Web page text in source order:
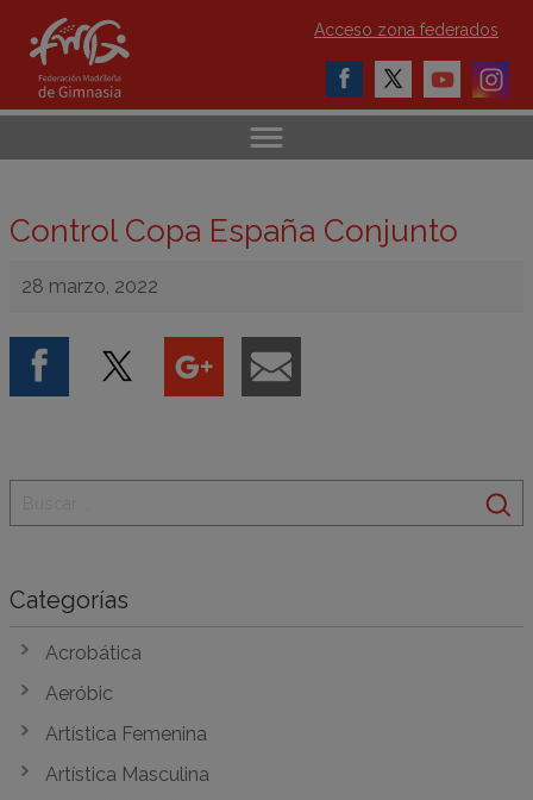
Acceso zona federados
Control Copa España Conjunto
28 marzo, 2022
Categorías
Acrobática
Aeróbic
Artística Femenina
Artística Masculina